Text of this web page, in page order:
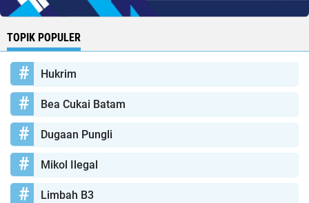
TOPIK POPULER
Hukrim
Bea Cukai Batam
Dugaan Pungli
Mikol Ilegal
Limbah B3